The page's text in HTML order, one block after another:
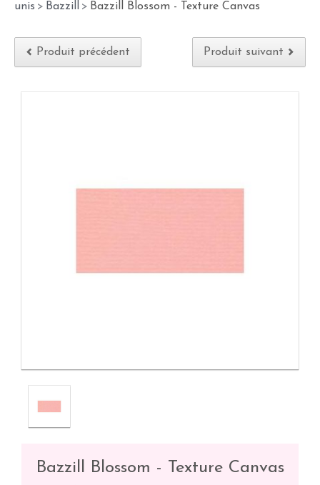
unis > Bazzill > Bazzill Blossom - Texture Canvas
Produit précédent Produit suivant
Bazzill Blossom - Texture Canvas